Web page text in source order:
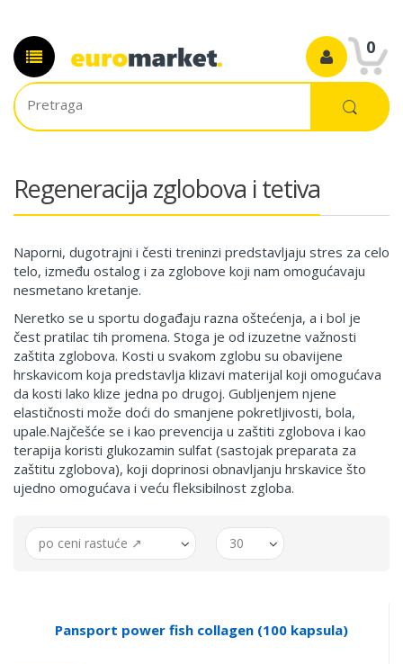
0
Regeneracija zglobova i tetiva
Naporni, dugotrajni i česti treninzi predstavljaju stres za celo
telo, između ostalog i za zglobove koji nam omogućavaju
nesmetano kretanje.
Neretko se u sportu događaju razna oštećenja, a i bol je
čest pratilac tih promena. Stoga je od izuzetne važnosti
zaštita zglobova. Kosti u svakom zglobu su obavijene
hrskavicom koja predstavlja klizavi materijal koji omogućava
da kosti lako klize jedna po drugoj. Gubljenjem njene
elastičnosti može doći do smanjene pokretljivosti, bola,
upale.Najčešće se i kao prevencija u zaštiti zglobova i kao
terapija koristi glukozamin sulfat (sastojak preparata za
zaštitu zglobova), koji doprinosi obnavljanju hrskavice što
ujedno omogućava i veću fleksibilnost zgloba.
po ceni rastuće ↗ 30
Pansport power fish collagen (100 kapsula)